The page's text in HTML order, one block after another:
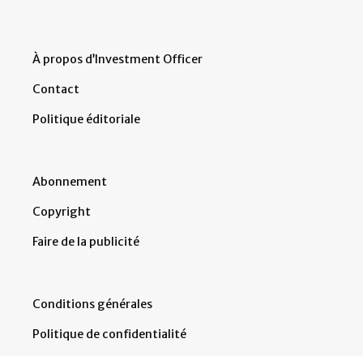
À propos d’Investment Officer
Contact
Politique éditoriale
Abonnement
Copyright
Faire de la publicité
Conditions générales
Politique de confidentialité